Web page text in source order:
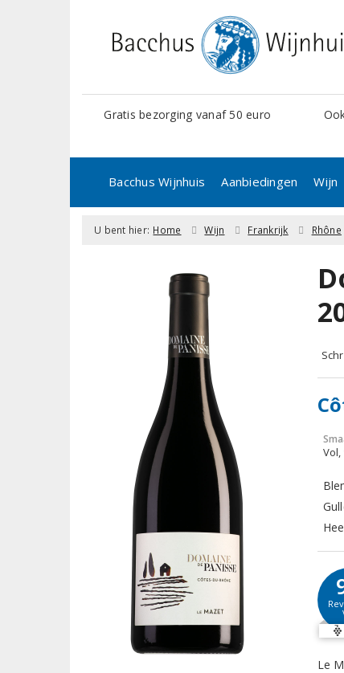
Gratis bezorging vanaf 50 euro
Bacchus Wijnhuis Aanbiedingen Wijn
U bent hier: Home Wijn Frankrijk Rhône
Le